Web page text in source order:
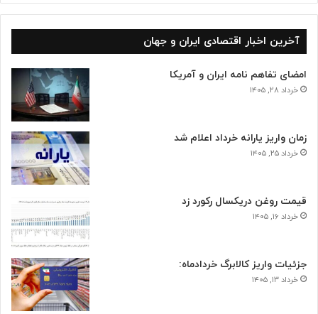
آخرین اخبار اقتصادی ایران و جهان
امضای تفاهم نامه ایران و آمریکا
خرداد ۲۸, ۱۴۰۵
زمان واریز یارانه خرداد اعلام شد
خرداد ۲۵, ۱۴۰۵
قیمت روغن دریکسال رکورد زد
خرداد ۱۶, ۱۴۰۵
جزئیات واریز کالابرگ خردادماه:
خرداد ۱۳, ۱۴۰۵